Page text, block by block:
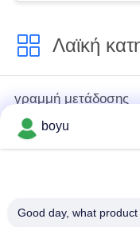
Λαϊκή
γραμμή μετάδοσης
που δένει με σπάγγο
τον εξοπλισμό
εξοπλισμό
boyu
Good day, what